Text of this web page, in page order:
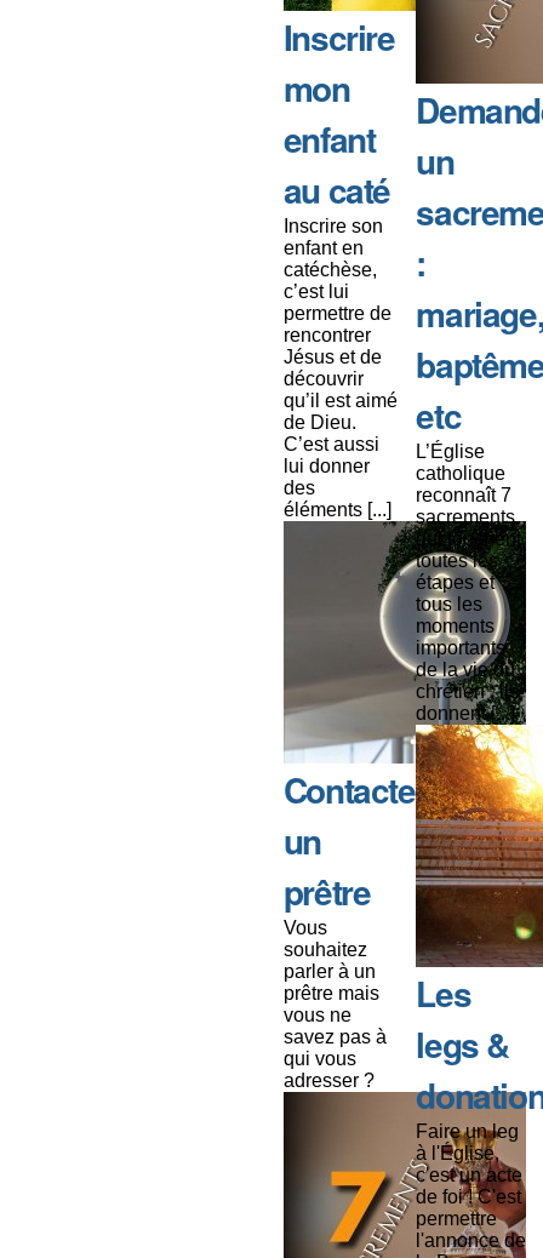
Inscrire
mon
enfant
au caté
Inscrire son
enfant en
catéchèse,
c’est lui
permettre de
rencontrer
Jésus et de
découvrir
qu’il est aimé
de Dieu.
C’est aussi
lui donner
des
éléments [...]
Contacter
un
prêtre
Vous
souhaitez
parler à un
prêtre mais
vous ne
savez pas à
qui vous
adresser ?
un
:
etc
L’Église
catholique
reconnaît 7
sacrements
qui touchent
toutes les
étapes et
tous les
moments
importants
de la vie du
chrétien : ils
donnent [...]
Les
legs &
Faire un leg
à l'Église,
c'est un acte
de foi ! C'est
permettre
l'annonce de